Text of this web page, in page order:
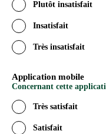
Plutôt insatisfait
Insatisfait
Très insatisfait
Application mobile
Concernant cette
Très satisfait
Satisfait